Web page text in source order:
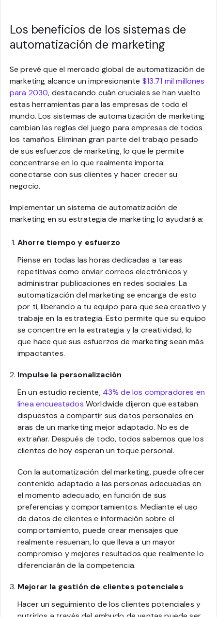
Los beneficios de los sistemas de
automatización de marketing
Se prevé que el mercado global de automatización de
marketing alcance un impresionante $13.71 mil millones
para 2030, destacando cuán cruciales se han vuelto
estas herramientas para las empresas de todo el
mundo. Los sistemas de automatización de marketing
cambian las reglas del juego para empresas de todos
los tamaños. Eliminan gran parte del trabajo pesado
de sus esfuerzos de marketing, lo que le permite
concentrarse en lo que realmente importa:
conectarse con sus clientes y hacer crecer su
negocio.
Implementar un sistema de automatización de
marketing en su estrategia de marketing lo ayudará a:
Ahorre tiempo y esfuerzo
Piense en todas las horas dedicadas a tareas
repetitivas como enviar correos electrónicos y
administrar publicaciones en redes sociales. La
automatización del marketing se encarga de esto
por ti, liberando a tu equipo para que sea creativo y
trabaje en la estrategia. Esto permite que su equipo
se concentre en la estrategia y la creatividad, lo
que hace que sus esfuerzos de marketing sean más
impactantes.
Impulse la personalización
En un estudio reciente, 43% de los compradores en
línea encuestados Worldwide dijeron que estaban
dispuestos a compartir sus datos personales en
aras de un marketing mejor adaptado. No es de
extrañar. Después de todo, todos sabemos que los
clientes de hoy esperan un toque personal.
Con la automatización del marketing, puede ofrecer
contenido adaptado a las personas adecuadas en
el momento adecuado, en función de sus
preferencias y comportamientos. Mediante el uso
de datos de clientes e información sobre el
comportamiento, puede crear mensajes que
realmente resuenan, lo que lleva a un mayor
compromiso y mejores resultados que realmente lo
diferenciarán de la competencia.
Mejorar la gestión de clientes potenciales
Hacer un seguimiento de los clientes potenciales y